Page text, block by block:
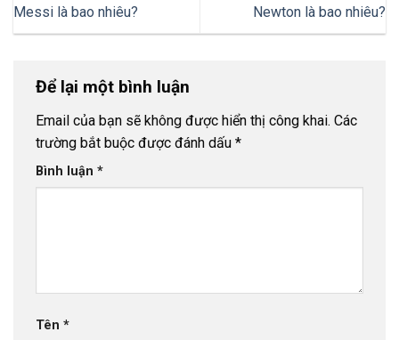
Messi là bao nhiêu?
Newton là bao nhiêu?
Để lại một bình luận
Email của bạn sẽ không được hiển thị công khai. Các
trường bắt buộc được đánh dấu *
Bình luận *
Tên *